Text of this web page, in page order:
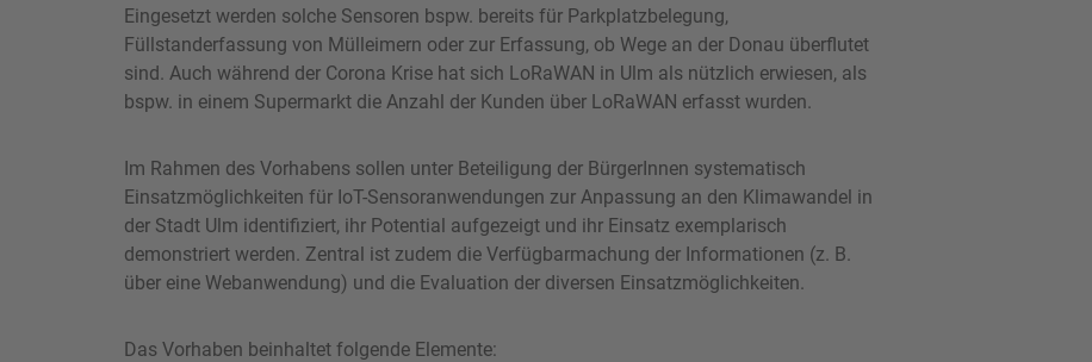
Eingesetzt werden solche Sensoren bspw. bereits für Parkplatzbelegung,
Füllstanderfassung von Mülleimern oder zur Erfassung, ob Wege an der Donau überflutet
sind. Auch während der Corona Krise hat sich LoRaWAN in Ulm als nützlich erwiesen, als
bspw. in einem Supermarkt die Anzahl der Kunden über LoRaWAN erfasst wurden.
Im Rahmen des Vorhabens sollen unter Beteiligung der BürgerInnen systematisch
Einsatzmöglichkeiten für IoT-Sensoranwendungen zur Anpassung an den Klimawandel in
der Stadt Ulm identifiziert, ihr Potential aufgezeigt und ihr Einsatz exemplarisch
demonstriert werden. Zentral ist zudem die Verfügbarmachung der Informationen (z. B.
über eine Webanwendung) und die Evaluation der diversen Einsatzmöglichkeiten.
Das Vorhaben beinhaltet folgende Elemente: